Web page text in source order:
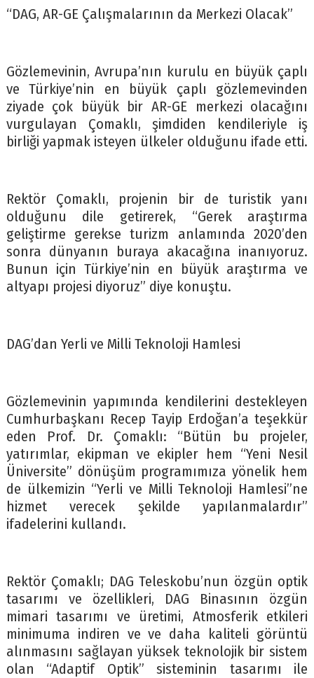
“DAG, AR-GE Çalışmalarının da Merkezi Olacak”
Gözlemevinin, Avrupa’nın kurulu en büyük çaplı
ve Türkiye’nin en büyük çaplı gözlemevinden
ziyade çok büyük bir AR-GE merkezi olacağını
vurgulayan Çomaklı, şimdiden kendileriyle iş
birliği yapmak isteyen ülkeler olduğunu ifade etti.
Rektör Çomaklı, projenin bir de turistik yanı
olduğunu dile getirerek, “Gerek araştırma
geliştirme gerekse turizm anlamında 2020’den
sonra dünyanın buraya akacağına inanıyoruz.
Bunun için Türkiye’nin en büyük araştırma ve
altyapı projesi diyoruz” diye konuştu.
DAG’dan Yerli ve Milli Teknoloji Hamlesi
Gözlemevinin yapımında kendilerini destekleyen
Cumhurbaşkanı Recep Tayip Erdoğan’a teşekkür
eden Prof. Dr. Çomaklı: “Bütün bu projeler,
yatırımlar, ekipman ve ekipler hem “Yeni Nesil
Üniversite” dönüşüm programımıza yönelik hem
de ülkemizin “Yerli ve Milli Teknoloji Hamlesi”ne
hizmet verecek şekilde yapılanmalardır”
ifadelerini kullandı.
Rektör Çomaklı; DAG Teleskobu’nun özgün optik
tasarımı ve özellikleri, DAG Binasının özgün
mimari tasarımı ve üretimi, Atmosferik etkileri
minimuma indiren ve ve daha kaliteli görüntü
alınmasını sağlayan yüksek teknolojik bir sistem
olan “Adaptif Optik” sisteminin tasarımı ile